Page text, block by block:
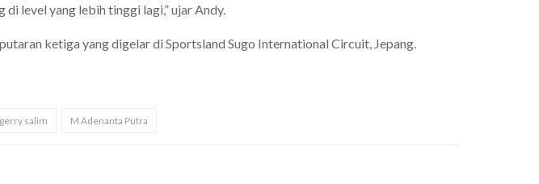
level yang lebih tinggi lagi,” ujar Andy.
ketiga yang digelar di Sportsland Sugo International Circuit, Jepang.
gerry salim M Adenanta Putra